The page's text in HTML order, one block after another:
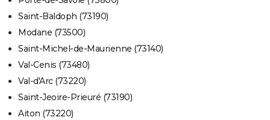
Saint-Baldoph (73190)
Modane (73500)
Saint-Michel-de-Maurienne (73140)
Val-Cenis (73480)
Val-d'Arc (73220)
Saint-Jeoire-Prieuré (73190)
Aiton (73220)